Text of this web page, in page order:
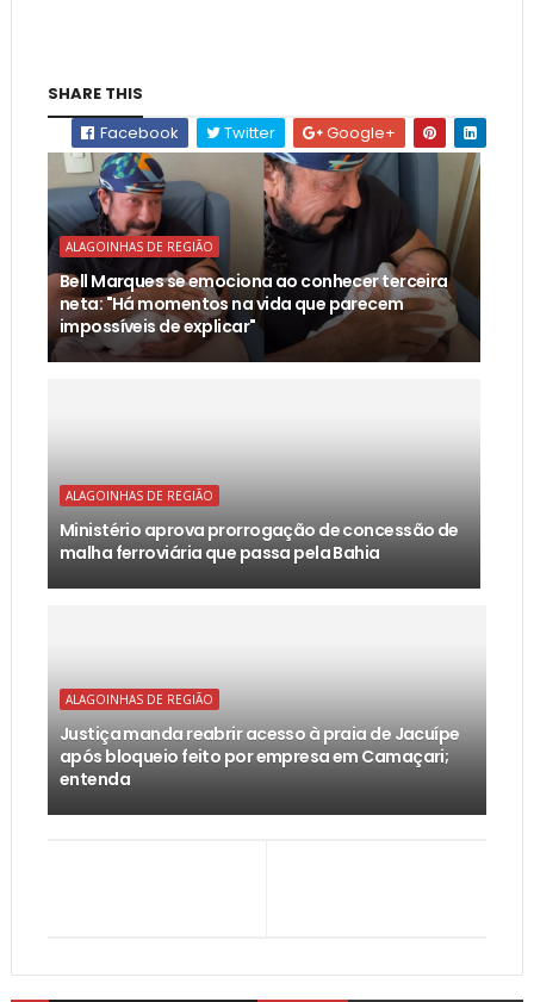
SHARE THIS
Facebook
Twitter Google+
ALAGOINHAS DE REGIÃO
Bell Marques se emociona ao conhecer terceira
neta: "Há momentos na vida que parecem
impossíveis de explicar"
ALAGOINHAS DE REGIÃO
Ministério aprova prorrogação de concessão de
malha ferroviária que passa pela Bahia
ALAGOINHAS DE REGIÃO
Justiça manda reabrir acesso à praia de Jacuípe
após bloqueio feito por empresa em Camaçari;
entenda